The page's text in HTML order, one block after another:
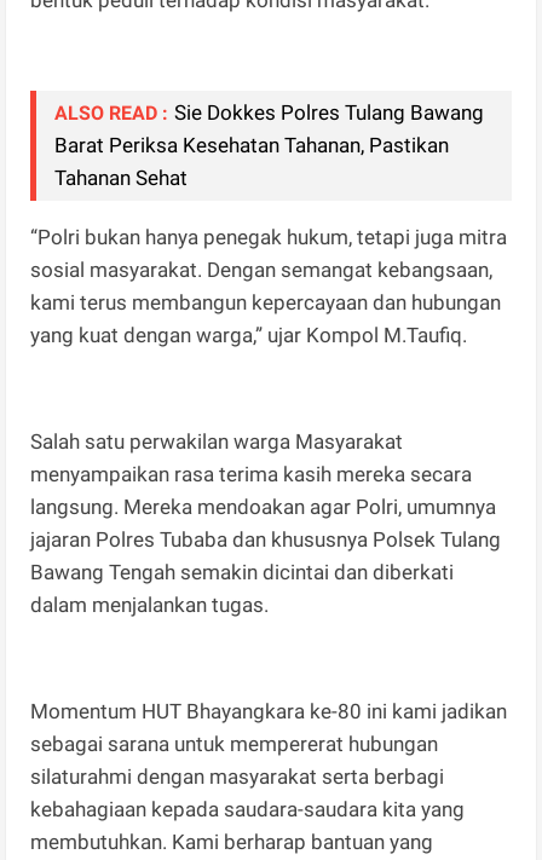
ALSO READ : Sie Dokkes Polres Tulang Bawang
Barat Periksa Kesehatan Tahanan, Pastikan
Tahanan Sehat
“Polri bukan hanya penegak hukum, tetapi juga mitra
sosial masyarakat. Dengan semangat kebangsaan,
kami terus membangun kepercayaan dan hubungan
yang kuat dengan warga,” ujar Kompol M.Taufiq.
Salah satu perwakilan warga Masyarakat
menyampaikan rasa terima kasih mereka secara
langsung. Mereka mendoakan agar Polri, umumnya
jajaran Polres Tubaba dan khususnya Polsek Tulang
Bawang Tengah semakin dicintai dan diberkati
dalam menjalankan tugas.
Momentum HUT Bhayangkara ke-80 ini kami jadikan
sebagai sarana untuk mempererat hubungan
silaturahmi dengan masyarakat serta berbagi
kebahagiaan kepada saudara-saudara kita yang
membutuhkan. Kami berharap bantuan yang